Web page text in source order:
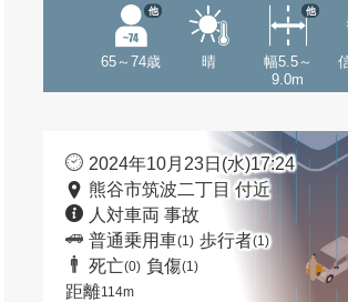
65～74歳
他
晴
幅5.5～
9.0m
他
2024年10月23日(水)17:24
熊谷市筑波二丁目 付近
人対車両 事故
普通乗用車(1) 歩行者(1)
死亡(0) 負傷(1)
距離114m